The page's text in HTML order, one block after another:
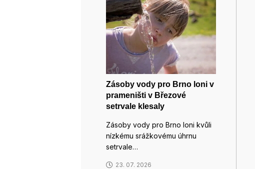
Zásoby vody pro Brno loni v
prameništi v Březové
setrvale klesaly
Zásoby vody pro Brno loni kvůli
nízkému srážkovému úhrnu
setrvale…
23. 07. 2026